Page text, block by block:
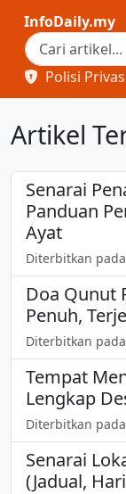
InfoDaily.my
Polisi
Artikel
Senarai
Panduan
Ayat
Diterbitkan
Doa Qunut
Penuh,
Diterbitkan
Tempat
Lengkap
Diterbitkan
Senarai
(Jadual,